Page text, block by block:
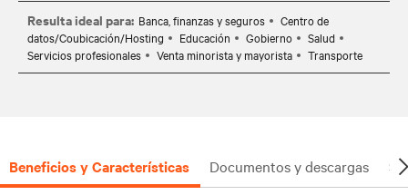
Resulta ideal para: Banca, finanzas y seguros
Centro de
datos/Coubicación/Hosting
Educación Gobierno
Salud
Servicios profesionales
Venta minorista y mayorista Transporte
Beneficios y Características Documentos y descargas